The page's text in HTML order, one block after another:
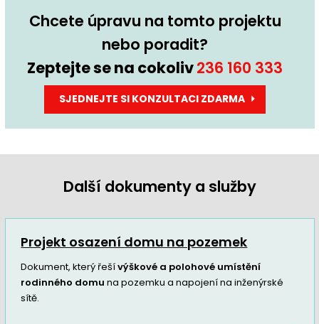
Chcete úpravu na tomto projektu
nebo poradit?
Zeptejte se na cokoliv236 160 333
SJEDNEJTE SI KONZULTACI ZDARMA
Další dokumenty a služby
Projekt osazení domu na pozemek
Dokument, který řešívýškové a polohové umístění
rodinného domu na pozemku a napojení na inženýrské
sítě.